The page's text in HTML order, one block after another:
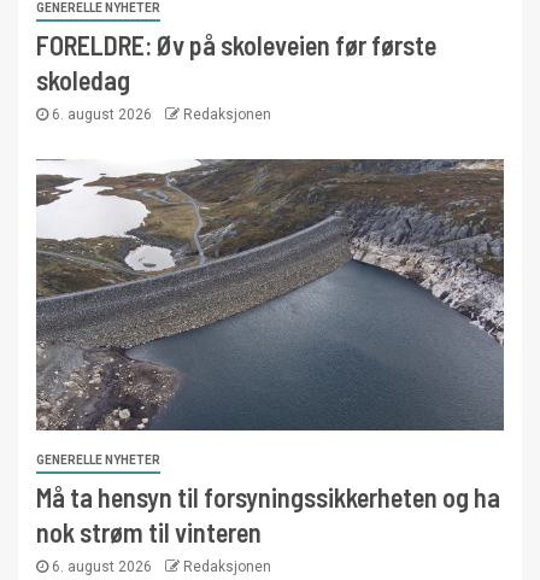
GENERELLE NYHETER
FORELDRE: Øv på skoleveien før første
skoledag
6. august 2026 Redaksjonen
GENERELLE NYHETER
Må ta hensyn til forsyningssikkerheten og ha
nok strøm til vinteren
6. august 2026 Redaksjonen